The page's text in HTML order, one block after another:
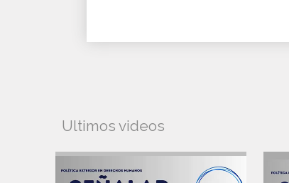
Ultimos videos